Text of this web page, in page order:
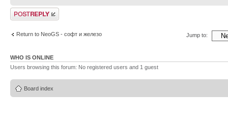
Post a reply
Return to NeoGS - софт и железо Jump to:
WHO IS ONLINE
Users browsing this forum: No registered users and 1 guest
Board index